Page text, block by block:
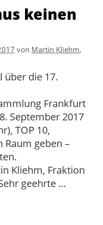
keinen
von Martin Kliehm,
die 17.
Frankfurt
September 2017
TOP 10,
geben –
Kliehm, Fraktion
geehrte …